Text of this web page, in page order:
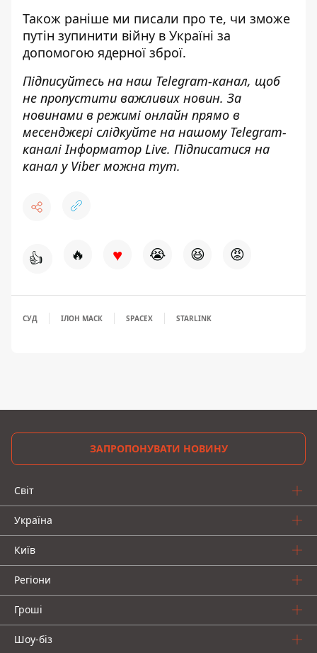
Також раніше ми писали про те, чи зможе
путін зупинити війну в Україні за
допомогою ядерної зброї.
Підписуйтесь на наш Telegram-канал, щоб
не пропустити важливих новин. За
новинами в режимі онлайн прямо в
месенджері слідкуйте на нашому Telegram-
каналіІнформатор Live. Підписатися на
канал у Viber можна тут.
👍 🔥 ♥ 😭 😆 😡
СУД ІЛОН МАСК SPACEX STARLINK
ЗАПРОПОНУВАТИ НОВИНУ
Світ
Україна
Київ
Регіони
Гроші
Шоу-біз